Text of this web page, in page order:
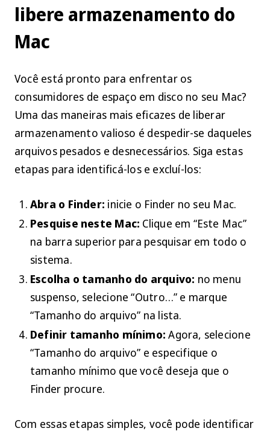
libere armazenamento do
Mac
Você está pronto para enfrentar os
consumidores de espaço em disco no seu Mac?
Uma das maneiras mais eficazes de liberar
armazenamento valioso é despedir-se daqueles
arquivos pesados e desnecessários. Siga estas
etapas para identificá-los e excluí-los:
Abra o Finder: inicie o Finder no seu Mac.
Pesquise neste Mac: Clique em “Este Mac”
na barra superior para pesquisar em todo o
sistema.
Escolha o tamanho do arquivo: no menu
suspenso, selecione “Outro…” e marque
“Tamanho do arquivo” na lista.
Definir tamanho mínimo: Agora, selecione
“Tamanho do arquivo” e especifique o
tamanho mínimo que você deseja que o
Finder procure.
Com essas etapas simples, você pode identificar